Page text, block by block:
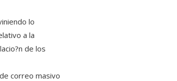
lo
a la
de los
correo masivo